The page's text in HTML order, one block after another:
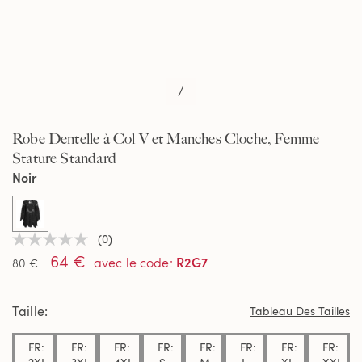
/
Robe Dentelle à Col V et Manches Cloche, Femme
Stature Standard
Aucune
valeur
de
sur
même
page.
(0)
80 €
64 € avec le code: R2G7
Noir
selected
Taille Tableau Des Tailles
FR:
FR:
FR:
FR:
FR:
FR:
FR:
FR: